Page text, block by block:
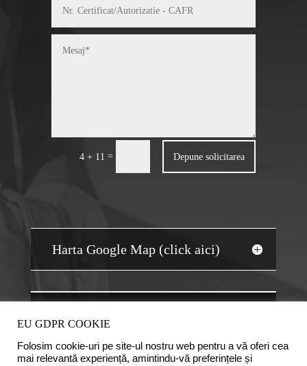
4 + 11 = Depune solicitarea
Harta Google Map (click aici)
EU GDPR COOKIE
Folosim cookie-uri pe site-ul nostru web pentru a vă oferi cea
mai relevantă experiență, amintindu-vă preferințele și